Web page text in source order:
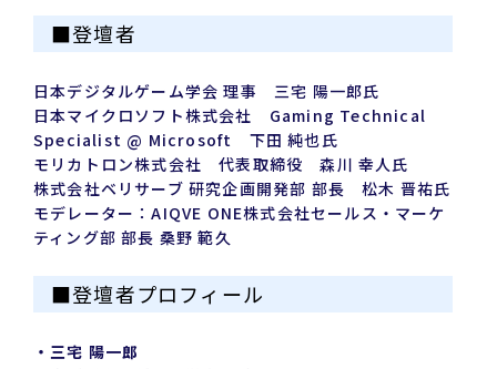
■登壇者
日本デジタルゲーム学会 理事 三宅 陽一郎氏
日本マイクロソフト株式会社 Gaming Technical
Specialist @ Microsoft 下田 純也氏
モリカトロン株式会社 代表取締役 森川 幸人氏
株式会社ベリサーブ 研究企画開発部 部長 松木 晋祐氏
モデレーター：AIQVE ONE株式会社セールス・マーケ
ティング部 部長 桑野 範久
■登壇者プロフィール
・三宅 陽一郎